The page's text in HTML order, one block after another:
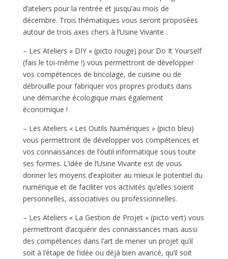
d’ateliers pour la rentrée et jusqu’au mois de
décembre. Trois thématiques vous seront proposées
autour de trois axes chers à l’Usine Vivante :
– Les Ateliers « DIY » (picto rouge) pour Do It Yourself
(fais le toi-même !) vous permettront de développer
vos compétences de bricolage, de cuisine ou de
débrouille pour fabriquer vos propres produits dans
une démarche écologique mais également
économique !
– Les Ateliers « Les Outils Numériques » (picto bleu)
vous permettront de développer vos compétences et
vos connaissances de l’outil informatique sous toute
ses formes. L’idée de l’Usine Vivante est de vous
donner les moyens d’exploiter au mieux le potentiel du
numérique et de faciliter vos activités qu’elles soient
personnelles, associatives ou professionnelles.
– Les Ateliers « La Gestion de Projet » (picto vert) vous
permettront d’acquérir des connaissances mais aussi
des compétences dans l’art de mener un projet qu’il
soit à l’étape de l’idée ou déjà bien avancé, qu’il soit